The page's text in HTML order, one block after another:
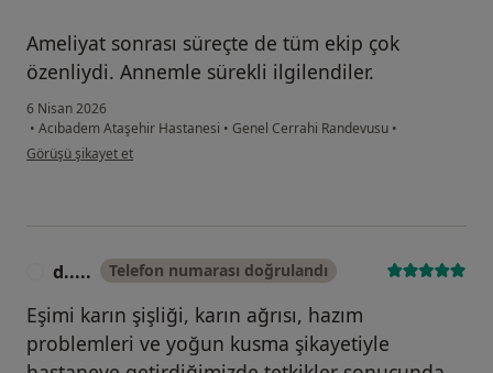
Ameliyat sonrası süreçte de tüm ekip çok
özenliydi. Annemle sürekli ilgilendiler.
6 Nisan 2026
• Acıbadem Ataşehir Hastanesi • Genel Cerrahi Randevusu •
kullanıcının görüşüne göre ey...ç
Görüşü şikayet et
d..... Telefon numarası doğrulandı
Eşimi karın şişliği, karın ağrısı, hazım
problemleri ve yoğun kusma şikayetiyle